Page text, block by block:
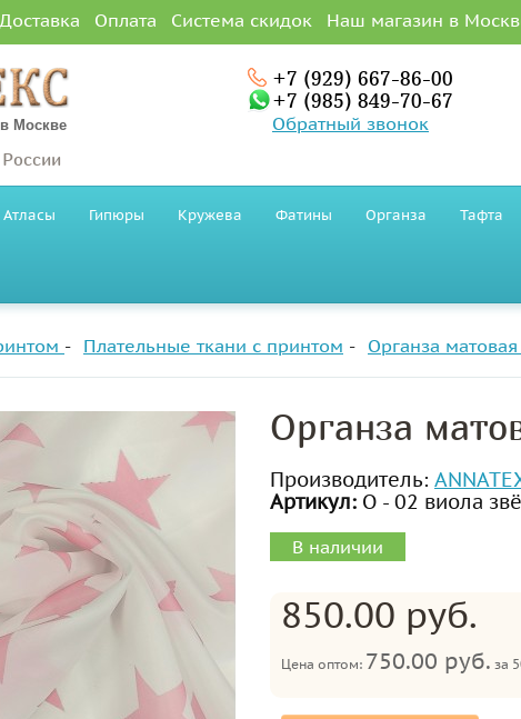
Доставка Оплата Система скидок Наш магазин в
Москве
+7 (929) 667-86-00
+7 (985) 849-70-67
Обратный звонок
Атласы Гипюры Кружева Фатины Органза Тафта
Плательные ткани с принтом Органза
Органза
Производитель:
Артикул: О - 02 виола
В наличии
850.00 руб.
Цена оптом: 750.00 руб. за